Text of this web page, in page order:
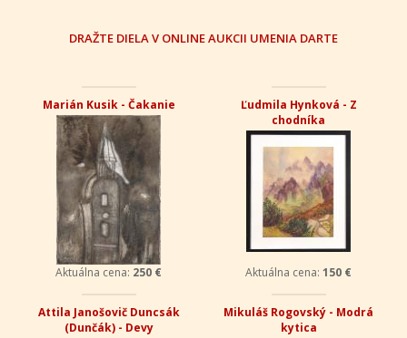
DRAŽTE DIELA V ONLINE AUKCII UMENIA DARTE
Marián Kusik - Čakanie
Aktuálna cena: 250 €
Ľudmila Hynková - Z
chodníka
Aktuálna cena: 150 €
Attila Janošovič Duncsák
(Dunčák) - Devy
Mikuláš Rogovský - Modrá
kytica